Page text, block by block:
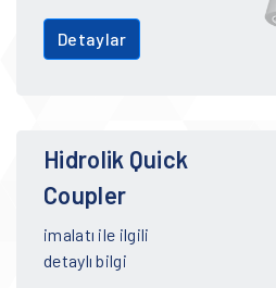
Detaylar
Hidrolik Quick
Coupler
imalatı ile ilgili
detaylı bilgi